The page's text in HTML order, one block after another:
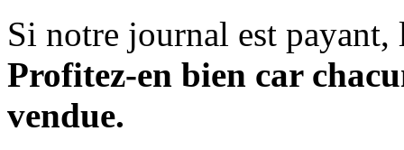
Si notre journal est payant,
Profitez-en bien car
vendue.